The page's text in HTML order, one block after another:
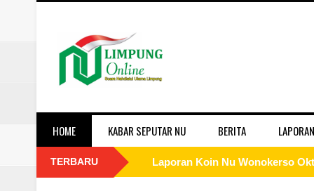
HOME KABAR SEPUTAR NU BERITA
TERBARU Laporan Koin Nu Wonokerso